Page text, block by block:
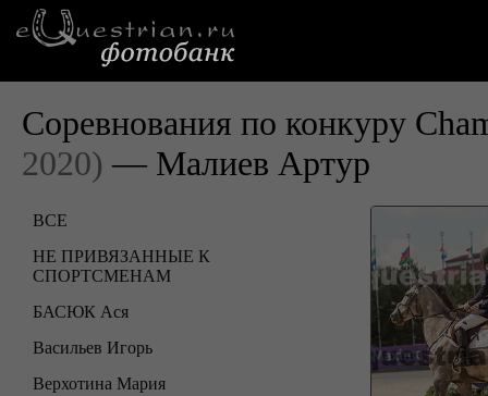
Соревнования по конкуру
2020) — Малиев Артур
ВСЕ
НЕ ПРИВЯЗАННЫЕ К
СПОРТСМЕНАМ
БАСЮК Ася
Васильев Игорь
Верхотина Мария